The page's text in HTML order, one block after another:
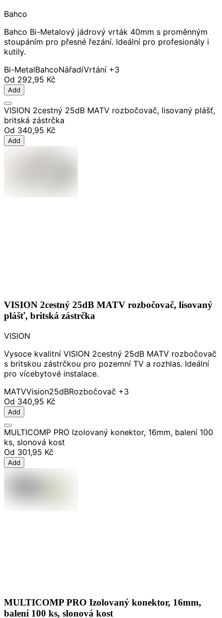
Bahco
Bahco Bi-Metalový jádrový vrták 40mm s proměnným
stoupáním pro přesné řezání. Ideální pro profesionály i
kutily.
Bi-MetalBahcoNářadíVrtání +3
Od 292,95 Kč
Add
VISION 2cestný 25dB MATV rozbočovač, lisovaný plášť,
britská zástrčka
Od 340,95 Kč
Add
VISION 2cestný 25dB MATV rozbočovač, lisovaný
plášť, britská zástrčka
VISION
Vysoce kvalitní VISION 2cestný 25dB MATV rozbočovač
s britskou zástrčkou pro pozemní TV a rozhlas. Ideální
pro vícebytové instalace.
MATVVision25dBRozbočovač +3
Od 340,95 Kč
Add
MULTICOMP PRO Izolovaný konektor, 16mm, balení 100
ks, slonová kost
Od 301,95 Kč
Add
MULTICOMP PRO Izolovaný konektor, 16mm,
balení 100 ks, slonová kost